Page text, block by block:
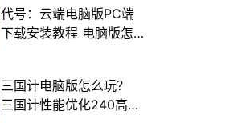
代号：云端电脑版PC端
下载安装教程 电脑版怎
三国计电脑版怎么玩？
三国计性能优化240高帧